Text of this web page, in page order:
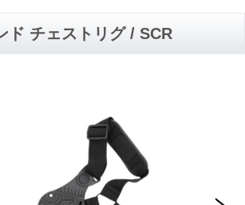
ド チェストリグ / SCR